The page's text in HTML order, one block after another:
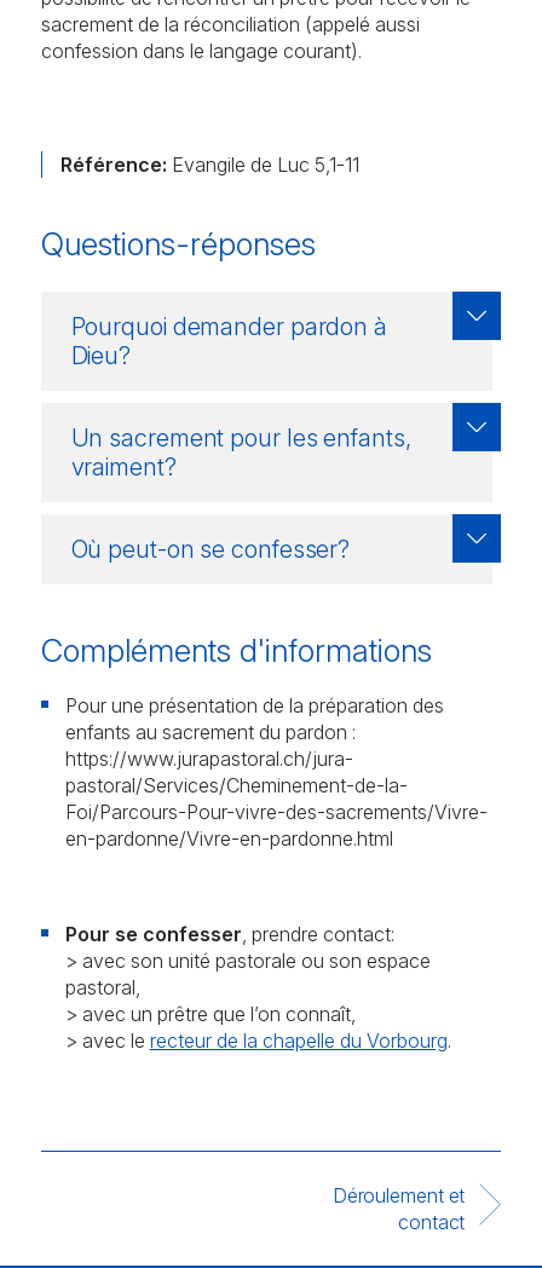
sacrement de la réconciliation (appelé aussi
confession dans le langage courant).
Référence: Evangile de Luc 5,1-11
Questions-réponses
Pourquoi demander pardon à
Dieu?
Un sacrement pour les enfants,
vraiment?
Où peut-on se confesser?
Compléments d'informations
Pour une présentation de la préparation des
enfants au sacrement du pardon :
https://www.jurapastoral.ch/jura-
pastoral/Services/Cheminement-de-la-
Foi/Parcours-Pour-vivre-des-sacrements/Vivre-
en-pardonne/Vivre-en-pardonne.html
Pour se confesser, prendre contact:
> avec son unité pastorale ou son espace
pastoral,
> avec un prêtre que l’on connaît,
> avec le recteur de la chapelle du Vorbourg.
Déroulement et
contact